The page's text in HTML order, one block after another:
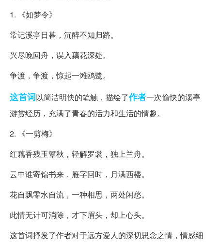
1. 《如梦令》
常记溪亭日暮，沉醉不知归路。
兴尽晚回舟，误入藕花深处。
争渡，争渡，惊起一滩鸥鹭。
这首词以简洁明快的笔触，描绘了作者一次愉快的溪亭
游赏经历，充满了青春的活力和生活的情趣。
2. 《一剪梅》
红藕香残玉簟秋，轻解罗裳，独上兰舟。
云中谁寄锦书来，雁字回时，月满西楼。
花自飘零水自流，一种相思，两处闲愁。
此情无计可消除，才下眉头，却上心头。
这首词抒发了作者对于远方爱人的深切思念之情，情感细